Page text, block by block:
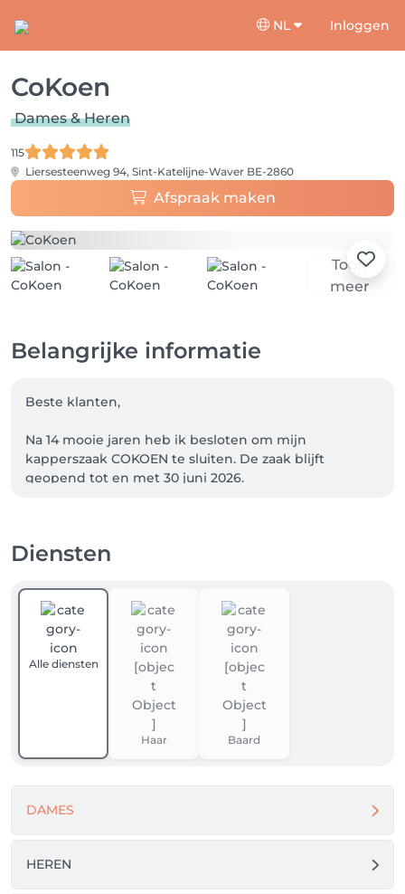
NL Inloggen
CoKoen
Dames & Heren
115
Liersesteenweg 94, Sint-Katelijne-Waver BE-2860
Afspraak maken
Toon
meer
Belangrijke informatie
Beste klanten,
Na 14 mooie jaren heb ik besloten om mijn
kapperszaak COKOEN te sluiten. De zaak blijft
geopend tot en met 30 juni 2026.
Ik wil jullie alvast van harte bedanken voor het
momenten (met een lach of een traan) die we
samen hebben gedeeld.
Het was een voorrecht om jullie al die jaren te
mogen ontvangen.
Na deze mooie periode ben ik klaar voor een nieuw
avontuur in het leven en kijk ik met veel
dankbaarheid terug op alles wat COKOEN mij heeft
Dankjewel voor alles! ❤️
Diensten
Alle diensten
Haar Baard
DAMES
HEREN